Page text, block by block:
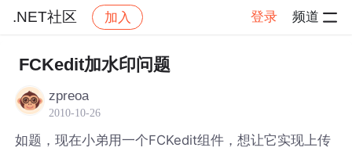
.NET社区 加入 登录 频道
社区 .NET社区 帖子详情
FCKedit加水印问题
zpreoa
2010-10-26
如题，现在小弟用一个FCKedit组件，想让它实现上传